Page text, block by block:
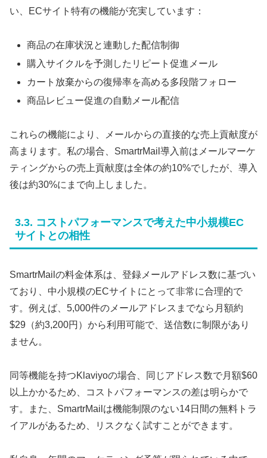
い、ECサイト特有の機能が充実しています：
商品の在庫状況と連動した配信制御
購入サイクルを予測したリピート促進メール
カート放棄からの復帰率を高める多段階フォロー
商品レビュー促進の自動メール配信
これらの機能により、メールからの直接的な売上貢献度が
高まります。私の場合、SmartrMail導入前はメールマーケ
ティングからの売上貢献度は全体の約10%でしたが、導入
後は約30%にまで向上しました。
3.3. コストパフォーマンスで考えた中小規模EC
サイトとの相性
SmartrMailの料金体系は、登録メールアドレス数に基づい
ており、中小規模のECサイトにとって非常に合理的で
す。例えば、5,000件のメールアドレスまでなら月額約
$29（約3,200円）から利用可能で、送信数に制限があり
ません。
同等機能を持つKlaviyoの場合、同じアドレス数で月額$60
以上かかるため、コストパフォーマンスの差は明らかで
す。また、SmartrMailは機能制限のない14日間の無料トラ
イアルがあるため、リスクなく試すことができます。